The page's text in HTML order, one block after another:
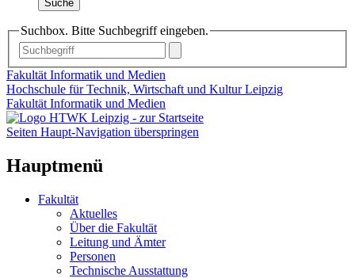
Suche
Suchbox. Bitte Suchbegriff eingeben.
Fakultät Informatik und Medien
Hochschule für Technik, Wirtschaft und Kultur Leipzig
Fakultät Informatik und Medien
Seiten Haupt-Navigation überspringen
Hauptmenü
Fakultät
Aktuelles
Über die Fakultät
Leitung und Ämter
Personen
Technische Ausstattung